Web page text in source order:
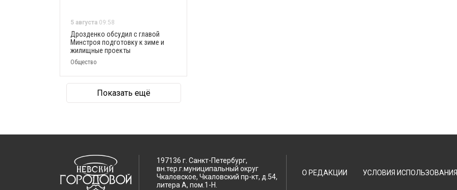
5 августа 09:58
Дрозденко обсудил с главой
Минстроя подготовку к зиме и
жилищные проекты
Общество
Показать ещё
197136 г. Санкт-Петербург,
вн.тер.г.муниципальный округ
Чкаловское, Чкаловский пр-кт, д.54,
литера А, пом.1-Н.
О РЕДАКЦИИ УСЛОВИЯ ИСПОЛЬЗОВАНИЯ